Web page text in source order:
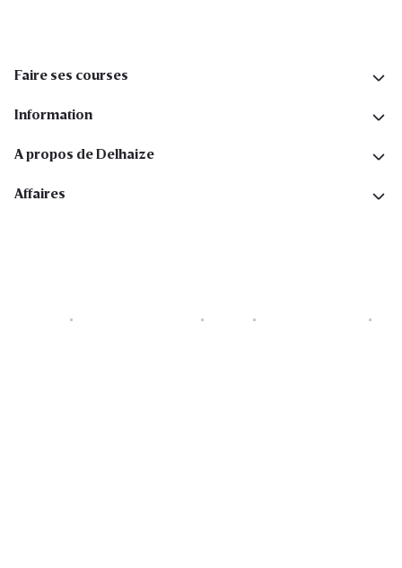
Faire ses courses
Information
A propos de Delhaize
Affaires